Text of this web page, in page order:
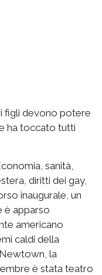
figli devono potere
ha toccato tutti
sanità,
diritti dei gay,
inaugurale, un
è apparso
americano
caldi della
la
è stata teatro